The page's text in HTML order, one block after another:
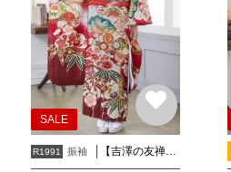
SALE
R1991 振袖 【吉澤の友禅】赤 松竹梅